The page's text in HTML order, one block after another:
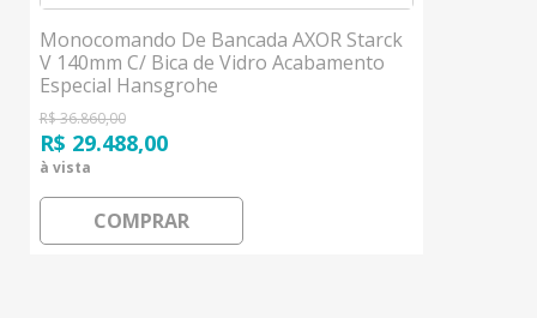
Monocomando De Bancada AXOR Starck
V 140mm C/ Bica de Vidro Acabamento
Especial Hansgrohe
R$ 36.860,00
R$ 29.488,00
à vista
COMPRAR